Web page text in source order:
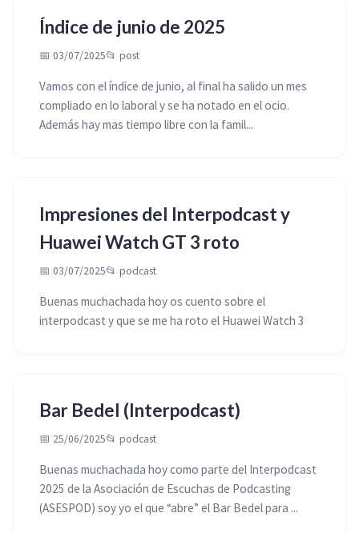
Índice de junio de 2025
📅 03/07/2025📂 post
Vamos con el índice de junio, al final ha salido un mes
compliado en lo laboral y se ha notado en el ocio.
Además hay mas tiempo libre con la famil...
Impresiones del Interpodcast y
Huawei Watch GT 3 roto
📅 03/07/2025📂 podcast
Buenas muchachada hoy os cuento sobre el
interpodcast y que se me ha roto el Huawei Watch 3
Bar Bedel (Interpodcast)
📅 25/06/2025📂 podcast
Buenas muchachada hoy como parte del Interpodcast
2025 de la Asociación de Escuchas de Podcasting
(ASESPOD) soy yo el que “abre” el Bar Bedel para ...